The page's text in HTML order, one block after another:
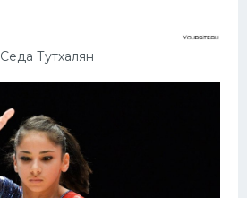
Седа Тутхалян